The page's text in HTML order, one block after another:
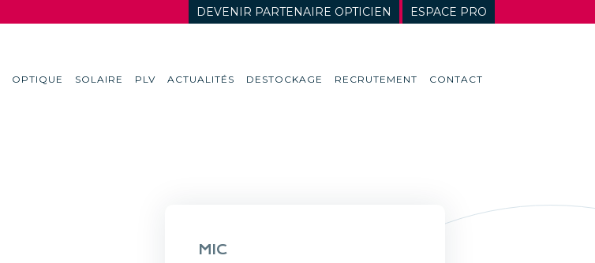
DEVENIR PARTENAIRE OPTICIEN ESPACE PRO
OPTIQUE SOLAIRE PLV ACTUALITÉS DESTOCKAGE RECRUTEMENT CONTACT
MIC